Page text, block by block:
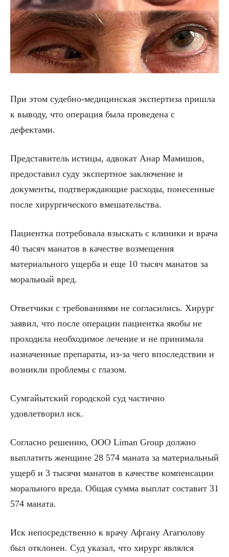
При этом судебно-медицинская экспертиза пришла
к выводу, что операция была проведена с
дефектами.
Представитель истицы, адвокат Анар Мамишов,
предоставил суду экспертное заключение и
документы, подтверждающие расходы, понесенные
после хирургического вмешательства.
Пациентка потребовала взыскать с клиники и врача
40 тысяч манатов в качестве возмещения
материального ущерба и еще 10 тысяч манатов за
моральный вред.
Ответчики с требованиями не согласились. Хирург
заявил, что после операции пациентка якобы не
проходила необходимое лечение и не принимала
назначенные препараты, из-за чего впоследствии и
возникли проблемы с глазом.
Сумгайытский городской суд частично
удовлетворил иск.
Согласно решению, ООО Liman Group должно
выплатить женщине 28 574 маната за материальный
ущерб и 3 тысячи манатов в качестве компенсации
морального вреда. Общая сумма выплат составит 31
574 маната.
Иск непосредственно к врачу Афгану Агагюлову
был отклонен. Суд указал, что хирург являлся